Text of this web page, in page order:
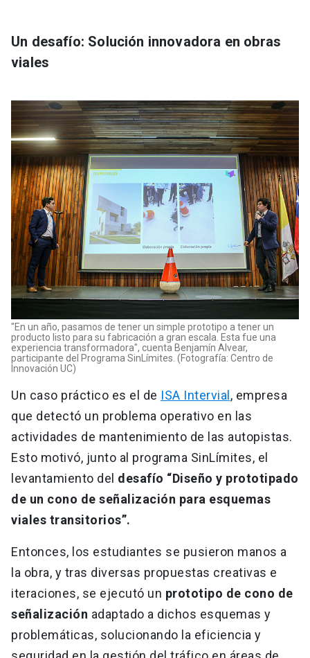
Un desafío: Solución innovadora en obras
viales
"En un año, pasamos de tener un simple prototipo a tener un
producto listo para su fabricación a gran escala. Esta fue una
experiencia transformadora", cuenta Benjamín Alvear,
participante del Programa SinLímites. (Fotografía: Centro de
Innovación UC)
Un caso práctico es el de ISA Intervial , empresa
que detectó un problema operativo en las
actividades de mantenimiento de las autopistas.
Esto motivó, junto al programa SinLímites, el
levantamiento del desafío “Diseño y prototipado
de un cono de señalización para esquemas
viales transitorios”.
Entonces, los estudiantes se pusieron manos a
la obra, y tras diversas propuestas creativas e
iteraciones, se ejecutó un prototipo de cono de
señalización adaptado a dichos esquemas y
problemáticas, solucionando la eficiencia y